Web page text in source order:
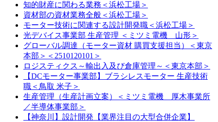
知的財産に関わる業務＜浜松工場＞
資材部の資材業務全般＜浜松工場＞
モーター技術に関連する設計開発職＜浜松工場＞
光デバイス事業部 生産管理 ＜ミツミ電機 山形＞
グローバル調達（モーター資材 購買支援担当）＜東京
本部＞＜2510120101＞
ロジスティクス～輸出入及び倉庫管理～＜東京本部＞
【DCモーター事業部】ブラシレスモーター 生産技術
職＜鳥取 米子＞
生産管理（生産計画立案）＜ミツミ電機 厚木事業所
／半導体事業部＞
【神奈川】設計開発【業界注目の大型合併企業】